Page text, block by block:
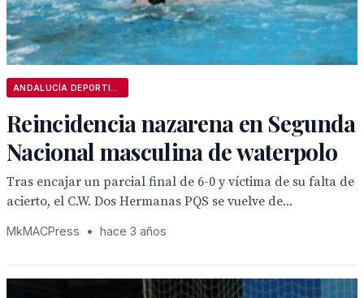
Reincidencia nazarena en Segunda
Nacional masculina de waterpolo
Tras encajar un parcial final de 6-0 y víctima de su falta de
acierto, el C.W. Dos Hermanas PQS se vuelve de...
MkMACPress • hace 3 años